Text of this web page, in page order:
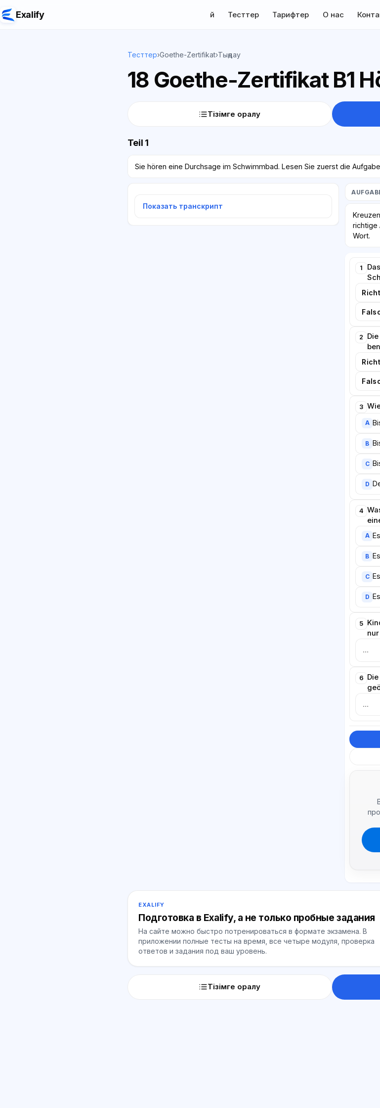
Exalify Үй Тесттер Тарифтер О нас
Тесттер›Goethe-Zertifikat›Тыңдау
18 Goethe-Zertifikat B1
Тізімге оралу
Teil 1
Sie hören eine Durchsage im Schwimmbad. Lesen Sie zuerst die
Показать транскрипт
richtige
Wort.
1
2
3
A
B
C
D
4
A
B
C
D
5
6
EXALIFY
Подготовка в Exalify, а не только пробные задания
На сайте можно быстро потренироваться в формате экзамена. В
приложении полные тесты на время, все четыре модуля, проверка
ответов и задания под ваш уровень.
Тізімге оралу